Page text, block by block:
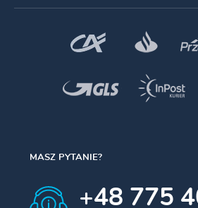
Materiał łożysk : Ceramiczne
MASZ PYTANIE?
+48 775